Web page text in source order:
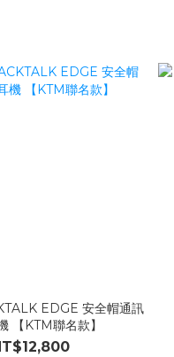
EDGE 安全帽通訊
【KTM聯名款】